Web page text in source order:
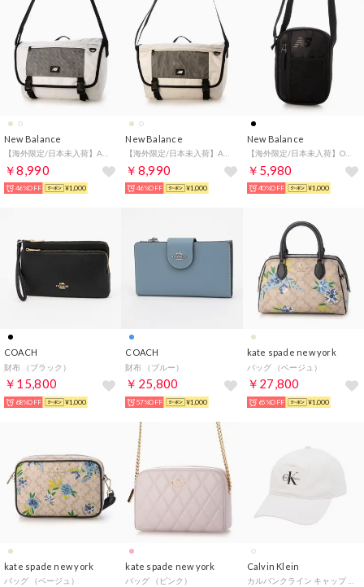
New Balance
￥8,990
46%OFF ¥1,000
New Balance
￥8,990
46%OFF ¥1,000
New Balance
【海外限定/日本未入荷】OPP CORE SHOULDER BAG コア ショルダー バッグ （ブラック）
￥5,980
40%OFF ¥1,000
COACH
財布 （ブラック）
￥15,800
68%OFF ¥1,000
COACH
財布 （ブルー）
￥25,800
57%OFF ¥1,000
kate spade new york
バッグ （ベージュ）
￥27,800
65%OFF ¥1,000
kate spade new york
バッグ （ベージュ）
kate spade new york
バッグ （ピンク）
Calvin Klein